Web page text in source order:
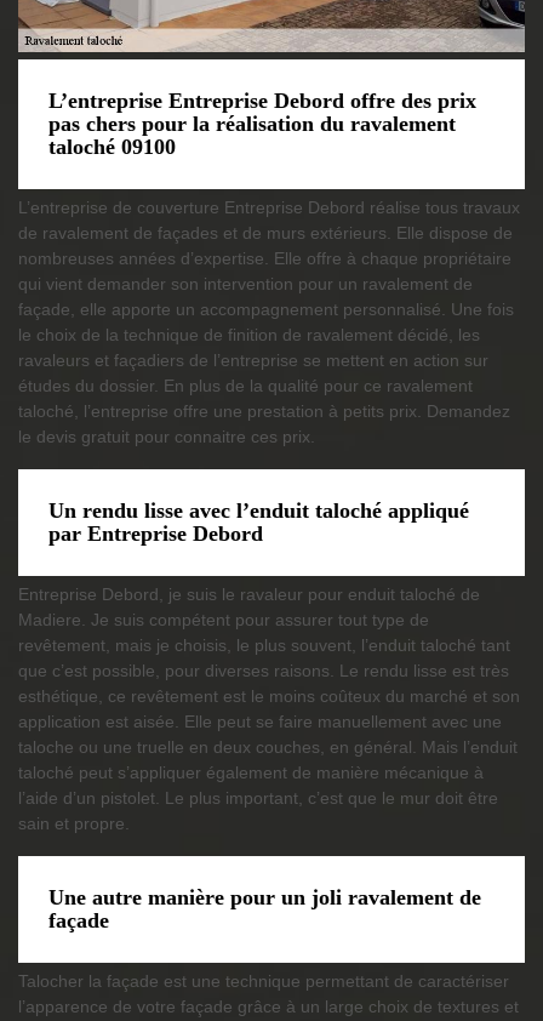
L’entreprise Entreprise Debord offre des prix
pas chers pour la réalisation du ravalement
taloché 09100
L’entreprise de couverture Entreprise Debord réalise tous travaux
de ravalement de façades et de murs extérieurs. Elle dispose de
nombreuses années d’expertise. Elle offre à chaque propriétaire
qui vient demander son intervention pour un ravalement de
façade, elle apporte un accompagnement personnalisé. Une fois
le choix de la technique de finition de ravalement décidé, les
ravaleurs et façadiers de l’entreprise se mettent en action sur
études du dossier. En plus de la qualité pour ce ravalement
taloché, l’entreprise offre une prestation à petits prix. Demandez
le devis gratuit pour connaitre ces prix.
Un rendu lisse avec l’enduit taloché appliqué
par Entreprise Debord
Entreprise Debord, je suis le ravaleur pour enduit taloché de
Madiere. Je suis compétent pour assurer tout type de
revêtement, mais je choisis, le plus souvent, l’enduit taloché tant
que c’est possible, pour diverses raisons. Le rendu lisse est très
esthétique, ce revêtement est le moins coûteux du marché et son
application est aisée. Elle peut se faire manuellement avec une
taloche ou une truelle en deux couches, en général. Mais l’enduit
taloché peut s’appliquer également de manière mécanique à
l’aide d’un pistolet. Le plus important, c’est que le mur doit être
sain et propre.
Une autre manière pour un joli ravalement de
façade
Talocher la façade est une technique permettant de caractériser
l’apparence de votre façade grâce à un large choix de textures et